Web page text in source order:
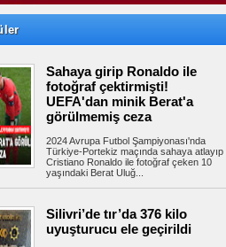
gençlere yönelik projeler
ÜMRANİYE Belediyesi, gençlerin üniversite
hayallerini gerçeğe dönüştürmek ve...
ABD, İran Devrim Muhafızları
bağlantılı Irak'a ait hava yolu şirketini yaptırım
listesinden çıkardı
ilişkin görüşmelerle devam ederken...
Sahaya girip Ronaldo ile
fotoğraf çektirmişti!
UEFA'dan minik Berat'a
görülmemiş ceza
2024 Avrupa Futbol Şampiyonası'nda
Türkiye-Portekiz maçında sahaya atlayıp
Cristiano Ronaldo ile fotoğraf çeken 10
yaşındaki Berat Uluğ...
Silivri’de tır’da 376 kilo
uyuşturucu ele geçirildi